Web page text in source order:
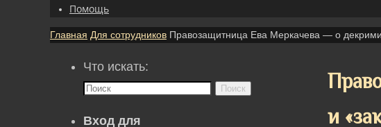
Помощь
Главная Для сотрудников Правозащитница Ева Меркачева — о
и
Что искать:
Поиск
Вход для